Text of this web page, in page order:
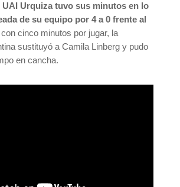
UAI Urquiza tuvo sus minutos en lo
de su equipo por 4 a 0 frente al
cinco minutos por jugar, la
sustituyó a Camila Linberg y pudo
en cancha.